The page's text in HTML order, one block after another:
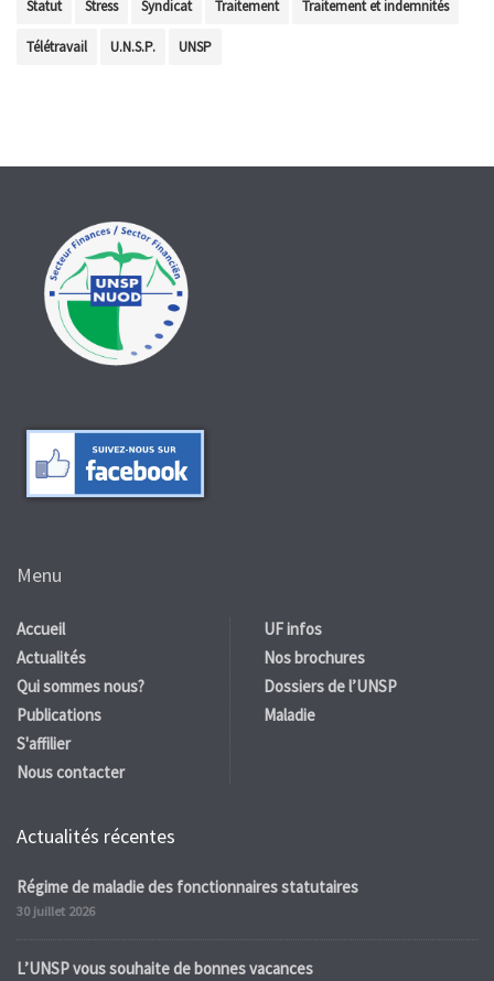
Statut Stress Syndicat Traitement Traitement et indemnités
Télétravail U.N.S.P. UNSP
Menu
Accueil
Actualités
Qui sommes nous?
Publications
S'affilier
Nous contacter
UF infos
Nos brochures
Dossiers de l’UNSP
Maladie
Actualités récentes
Régime de maladie des fonctionnaires statutaires
30 juillet 2026
L’UNSP vous souhaite de bonnes vacances